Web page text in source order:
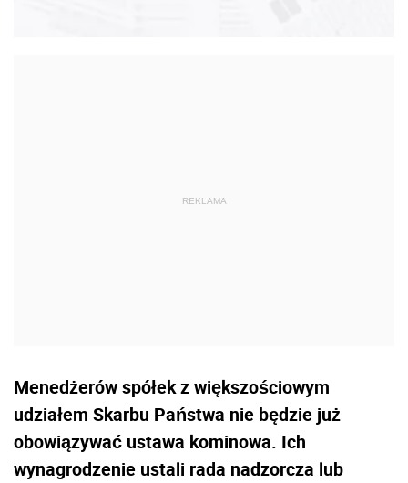
Menedżerów spółek z większościowym
udziałem Skarbu Państwa nie będzie już
obowiązywać ustawa kominowa. Ich
wynagrodzenie ustali rada nadzorcza lub